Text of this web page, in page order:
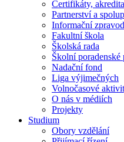
Certifikáty,
Partnerství a
Informační
Fakultní škola
Školská rada
Školní poradenské
Nadační fond
Liga výjimečných
Volnočasové
O nás v médiích
Projekty
Studium
Obory vzdělání